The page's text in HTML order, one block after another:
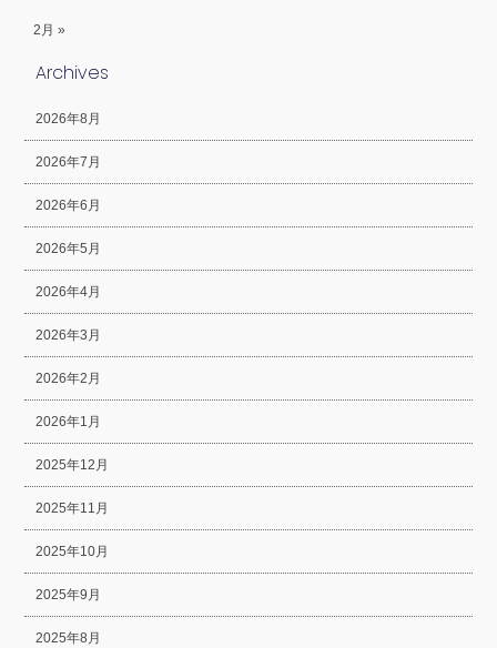
2月 »
Archives
2026年8月
2026年7月
2026年6月
2026年5月
2026年4月
2026年3月
2026年2月
2026年1月
2025年12月
2025年11月
2025年10月
2025年9月
2025年8月